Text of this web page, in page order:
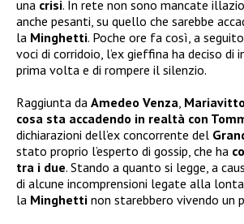
una crisi. In rete non sono mancate
anche pesanti, su quello che sarebbe
la Minghetti. Poche ore fa così, a
voci di corridoio, l’ex gieffina ha deciso di
prima volta e di rompere il silenzio.
Raggiunta da Amedeo Venza
cosa sta accadendo in realtà con
dichiarazioni dell’ex concorrente del
stato proprio l’esperto di gossip, che ha
tra i due. Stando a quanto si legge, a
di alcune incomprensioni legate alla
la Minghetti non starebbero vivendo un